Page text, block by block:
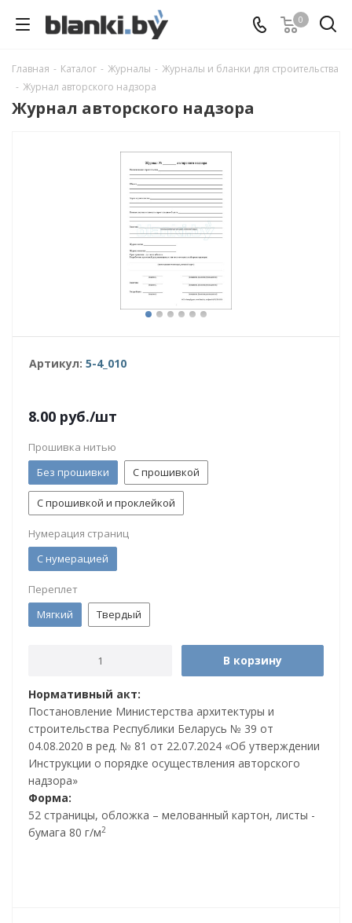
0
Главная - Каталог - Журналы - Журналы и бланки для строительства
- Журнал авторского надзора
Журнал авторского надзора
Артикул: 5-4_010
8.00 руб./шт
Прошивка нитью
Без прошивки
С прошивкой
С прошивкой и проклейкой
Нумерация страниц
С нумерацией
Переплет
Мягкий
Твердый
В корзину
Нормативный акт:
Постановление Министерства архитектуры и
строительства Республики Беларусь № 39 от
04.08.2020 в ред. № 81 от 22.07.2024 «Об утверждении
Инструкции о порядке осуществления авторского
надзора»
Форма:
52 страницы, обложка – мелованный картон, листы -
бумага 80 г/м2